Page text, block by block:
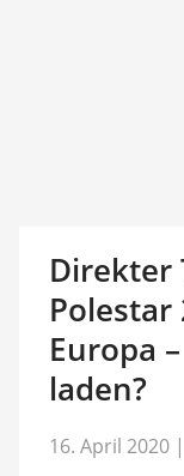
Direkter
Polestar
Europa
laden?
16. April 2020 |